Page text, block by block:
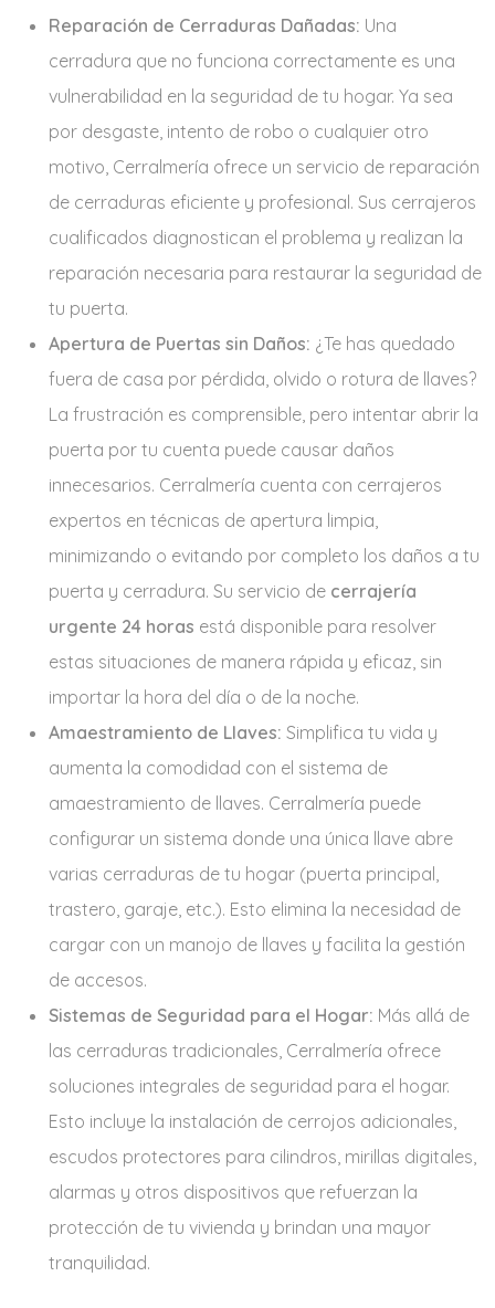
Reparación de Cerraduras Dañadas: Una
cerradura que no funciona correctamente es una
vulnerabilidad en la seguridad de tu hogar. Ya sea
por desgaste, intento de robo o cualquier otro
motivo, Cerralmería ofrece un servicio de reparación
de cerraduras eficiente y profesional. Sus cerrajeros
cualificados diagnostican el problema y realizan la
reparación necesaria para restaurar la seguridad de
tu puerta.
Apertura de Puertas sin Daños: ¿Te has quedado
fuera de casa por pérdida, olvido o rotura de llaves?
La frustración es comprensible, pero intentar abrir la
puerta por tu cuenta puede causar daños
innecesarios. Cerralmería cuenta con cerrajeros
expertos en técnicas de apertura limpia,
minimizando o evitando por completo los daños a tu
puerta y cerradura. Su servicio de cerrajería
urgente 24 horas está disponible para resolver
estas situaciones de manera rápida y eficaz, sin
importar la hora del día o de la noche.
Amaestramiento de Llaves: Simplifica tu vida y
aumenta la comodidad con el sistema de
amaestramiento de llaves. Cerralmería puede
configurar un sistema donde una única llave abre
varias cerraduras de tu hogar (puerta principal,
trastero, garaje, etc.). Esto elimina la necesidad de
cargar con un manojo de llaves y facilita la gestión
de accesos.
Sistemas de Seguridad para el Hogar: Más allá de
las cerraduras tradicionales, Cerralmería ofrece
soluciones integrales de seguridad para el hogar.
Esto incluye la instalación de cerrojos adicionales,
escudos protectores para cilindros, mirillas digitales,
alarmas y otros dispositivos que refuerzan la
protección de tu vivienda y brindan una mayor
tranquilidad.